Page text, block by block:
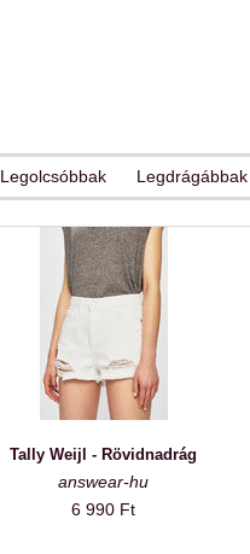
Legolcsóbbak Legdrágábbak
Tally Weijl - Rövidnadrág
answear-hu
6 990 Ft